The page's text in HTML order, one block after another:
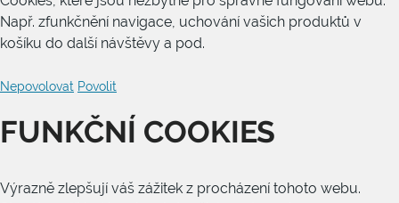
Např. zfunkčnění navigace, uchování vašich produktů v
košíku do další návštěvy a pod.
Nepovolovat Povolit
FUNKČNÍ COOKIES
Výrazně zlepšují váš zážitek z procházení tohoto webu.